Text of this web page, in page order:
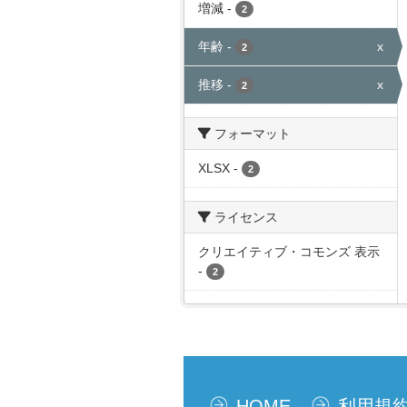
増減 - 2
年齢 - 2 x
推移 - 2 x
フォーマット
XLSX - 2
ライセンス
クリエイティブ・コモンズ 表示
-
2